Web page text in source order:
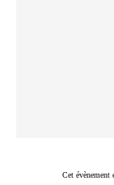
Cet évènement